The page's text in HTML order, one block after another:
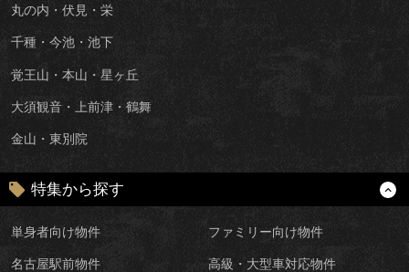
丸の内・伏見・栄
千種・今池・池下
覚王山・本山・星ヶ丘
大須観音・上前津・鶴舞
金山・東別院
特集から探す
単身者向け物件 ファミリー向け物件
名古屋駅前物件 高級・大型車対応物件